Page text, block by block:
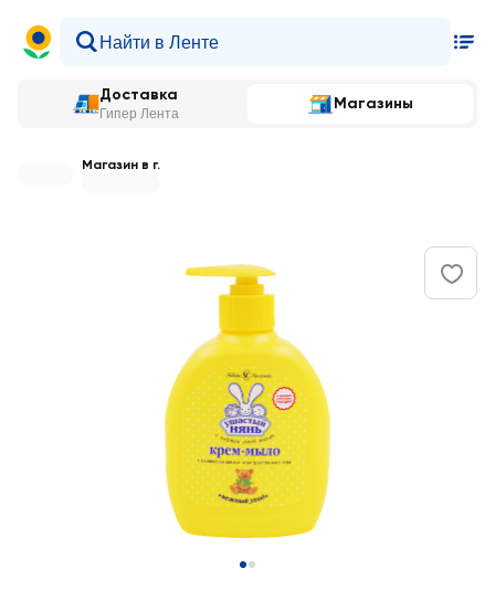
Доставка
Гипер Лента
Магазины
Магазин в г.